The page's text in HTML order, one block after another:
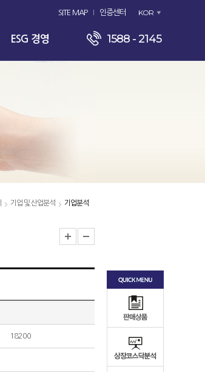
SITE MAP 인증센터 KOR
ESG 경영 1588 - 2145
기업 및 산업분석 기업분석
18200